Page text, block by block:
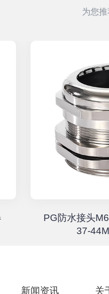
为您
PG防水接头
37-
新闻资讯 关